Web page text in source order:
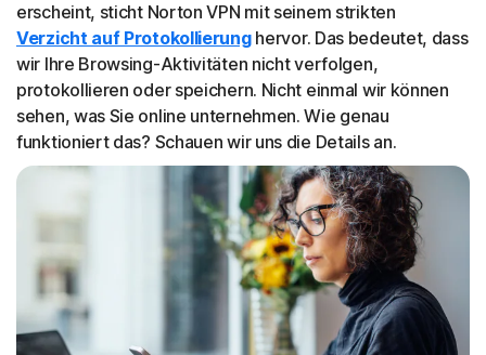
erscheint, sticht Norton VPN mit seinem strikten
Verzicht auf Protokollierunghervor. Das bedeutet, dass
wir Ihre Browsing-Aktivitäten nicht verfolgen,
protokollieren oder speichern. Nicht einmal wir können
sehen, was Sie online unternehmen. Wie genau
funktioniert das? Schauen wir uns die Details an.